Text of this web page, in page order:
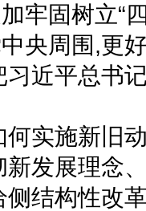
牢固树立“
央周围,更
近平总书
实施新旧
发展理念
结构性改